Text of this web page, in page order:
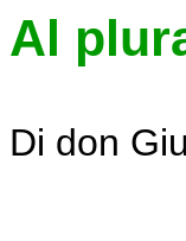
Al
Di don